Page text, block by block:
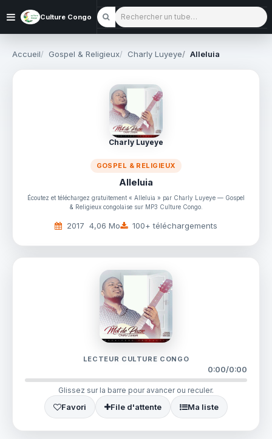
Culture Congo Rechercher un tube
Accueil Gospel & Religieux Charly Luyeye Alleluia
Charly Luyeye
GOSPEL & RELIGIEUX
Alleluia
Écoutez et téléchargez gratuitement « Alleluia » par Charly Luyeye — Gospel
& Religieux congolaise sur MP3 Culture Congo.
2017 4,06 Mo 100+ téléchargements
LECTEUR CULTURE CONGO
0:00/0:00
Glissez sur la barre pour avancer ou reculer.
Favori File d'attente Ma liste